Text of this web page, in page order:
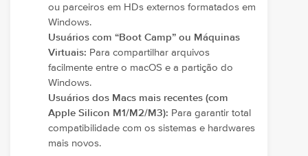
ou parceiros em HDs externos formatados em
Windows.
Usuários com “Boot Camp” ou Máquinas
Virtuais: Para compartilhar arquivos
facilmente entre o macOS e a partição do
Windows.
Usuários dos Macs mais recentes (com
Apple Silicon M1/M2/M3): Para garantir total
compatibilidade com os sistemas e hardwares
mais novos.